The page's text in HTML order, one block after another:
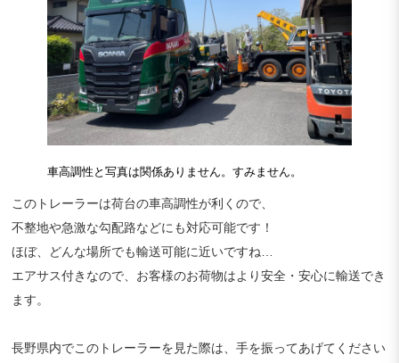
車高調性と写真は関係ありません。すみません。
このトレーラーは荷台の車高調性が利くので、
不整地や急激な勾配路などにも対応可能です！
ほぼ、どんな場所でも輸送可能に近いですね…
エアサス付きなので、お客様のお荷物はより安全・安心に輸送でき
ます。
長野県内でこのトレーラーを見た際は、手を振ってあげてください